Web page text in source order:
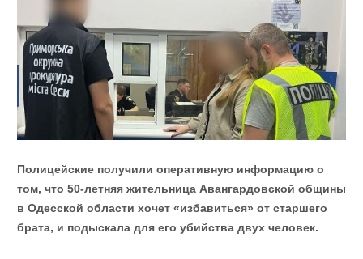
Полицейские получили оперативную информацию о
том, что 50-летняя жительница Авангардовской общины
в Одесской области хочет «избавиться» от старшего
брата, и подыскала для его убийства двух человек.